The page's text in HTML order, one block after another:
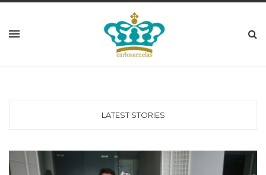
LATEST STORIES